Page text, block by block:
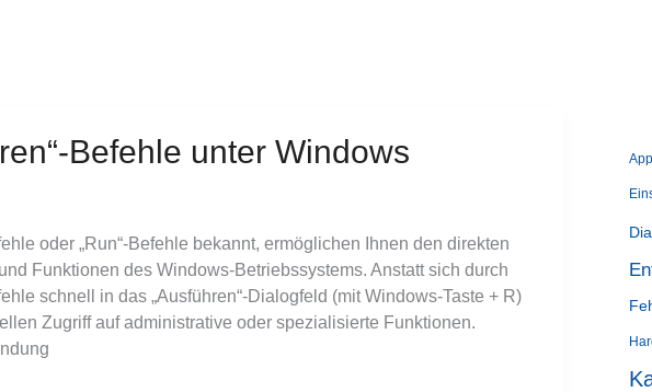
Befehle unter Windows
oder „Run“-Befehle bekannt, ermöglichen Ihnen den direkten
Funktionen des Windows-Betriebssystems. Anstatt sich durch
schnell in das „Ausführen“-Dialogfeld (mit Windows-Taste + R)
Zugriff auf administrative oder spezialisierte Funktionen.